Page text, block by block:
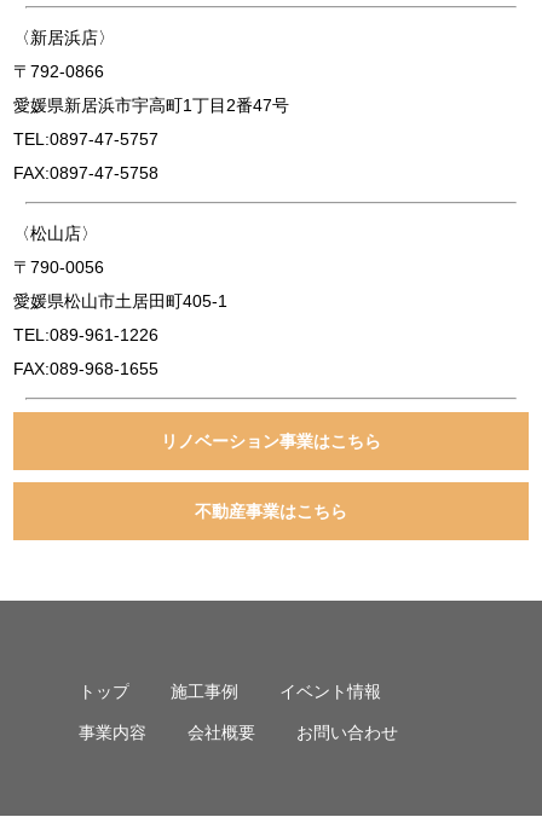
〈新居浜店〉
〒792-0866
愛媛県新居浜市宇高町1丁目2番47号
TEL:0897-47-5757
FAX:0897-47-5758
〈松山店〉
〒790-0056
愛媛県松山市土居田町405-1
TEL:089-961-1226
FAX:089-968-1655
リノベーション事業はこちら
不動産事業はこちら
トップ 施工事例 イベント情報
事業内容 会社概要 お問い合わせ